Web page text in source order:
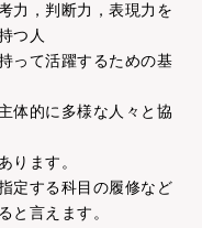
力，判断力，表現力を
つ人
って活躍するための基
体的に多様な人々と協
ります。
定する科目の履修など
と言えます。